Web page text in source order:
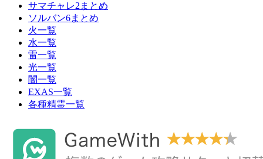
サマチャレ2まとめ
ソルバン6まとめ
火一覧
水一覧
雷一覧
光一覧
闇一覧
EXAS一覧
各種精霊一覧